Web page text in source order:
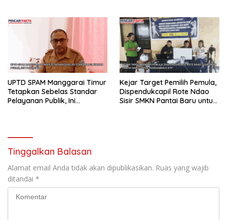
UPTD SPAM Manggarai Timur
Tetapkan Sebelas Standar
Pelayanan Publik, Ini
Kejar Target Pemilih Pemula,
Dispendukcapil Rote Ndao
Sisir SMKN Pantai Baru untuk
Tinggalkan Balasan
Alamat email Anda tidak akan dipublikasikan. Ruas yang wajib
ditandai *